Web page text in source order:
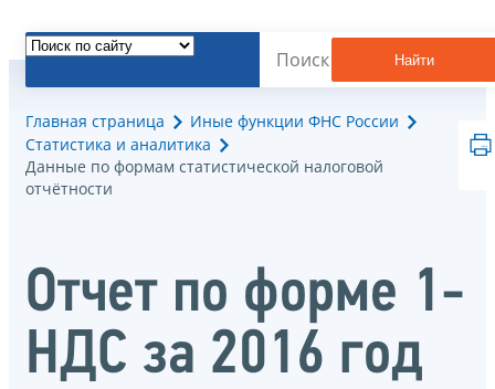
Найти
Главная страница
Иные функции ФНС России
Статистика и аналитика
Данные по формам статистической налоговой
отчётности
Отчет по форме 1-
НДС за 2016 год